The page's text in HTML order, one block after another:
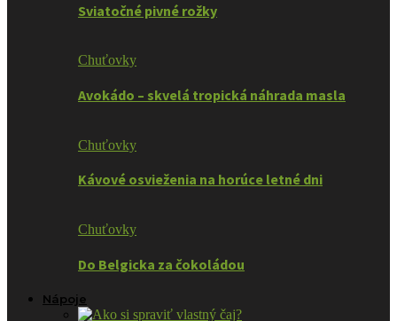
Sviatočné pivné rožky
Chuťovky
Avokádo – skvelá tropická náhrada masla
Chuťovky
Kávové osvieženia na horúce letné dni
Chuťovky
Do Belgicka za čokoládou
Nápoje